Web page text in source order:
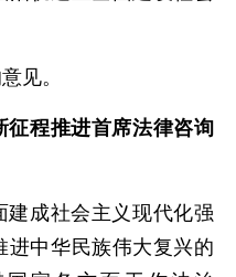
见。
程推进首席法律咨询
建成社会主义现代化强
进中华民族伟大复兴的